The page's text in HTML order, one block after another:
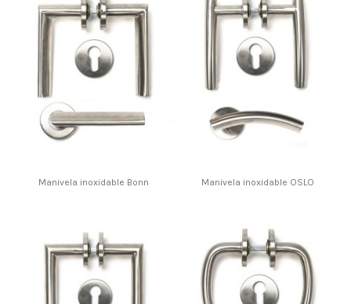
Manivela inoxidable Bonn Manivela inoxidable OSLO